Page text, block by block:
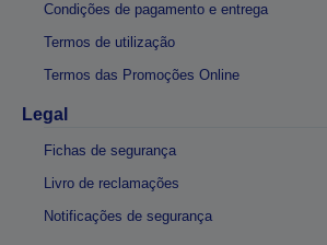
Condições de pagamento e entrega
Termos de utilização
Termos das Promoções Online
Legal
Fichas de segurança
Livro de reclamações
Notificações de segurança